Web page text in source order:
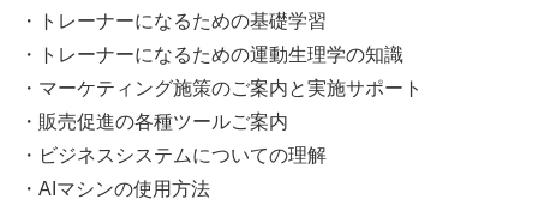
・トレーナーになるための基礎学習
・トレーナーになるための運動生理学の知識
・マーケティング施策のご案内と実施サポート
・販売促進の各種ツールご案内
・ビジネスシステムについての理解
・AIマシンの使用方法